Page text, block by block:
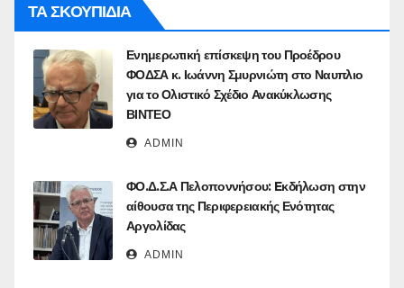
ΤΑ ΣΚΟΥΠΙΔΙΑ
Ενημερωτική επίσκεψη του Προέδρου
ΦΟΔΣΑ κ. Ιωάννη Σμυρνιώτη στο Ναυπλιο
για το Ολιστικό Σχέδιο Ανακύκλωσης
ΒΙΝΤΕΟ
ADMIN
ΦΟ.Δ.Σ.Α Πελοποννήσου: Eκδήλωση στην
αίθουσα της Περιφερειακής Ενότητας
Αργολίδας
ADMIN